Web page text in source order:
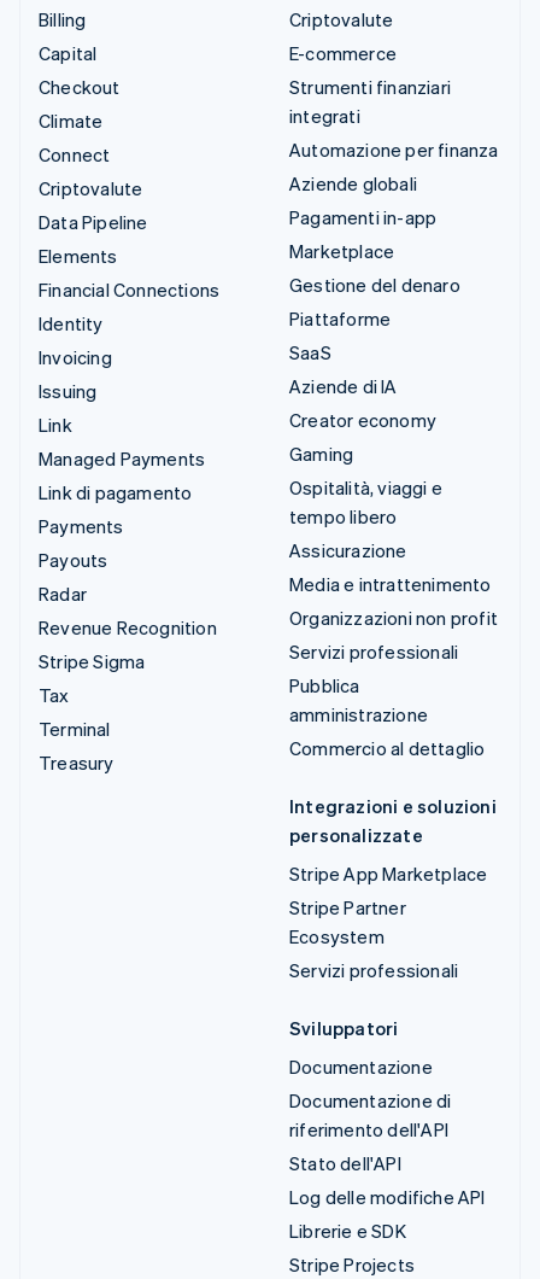
Billing
Capital
Checkout
Climate
Connect
Criptovalute
Data Pipeline
Elements
Financial Connections
Identity
Invoicing
Issuing
Link
Managed Payments
Link di pagamento
Payments
Payouts
Radar
Revenue Recognition
Stripe Sigma
Tax
Terminal
Treasury
Criptovalute
E-commerce
Strumenti finanziari
integrati
Automazione per finanza
Aziende globali
Pagamenti in-app
Marketplace
Gestione del denaro
Piattaforme
SaaS
Aziende di IA
Creator economy
Gaming
Ospitalità, viaggi e
tempo libero
Assicurazione
Media e intrattenimento
Organizzazioni non profit
Servizi professionali
Pubblica
amministrazione
Commercio al dettaglio
Integrazioni e soluzioni
personalizzate
Stripe App Marketplace
Stripe Partner
Ecosystem
Servizi professionali
Sviluppatori
Documentazione
Documentazione di
riferimento dell'API
Stato dell'API
Log delle modifiche API
Librerie e SDK
Stripe Projects